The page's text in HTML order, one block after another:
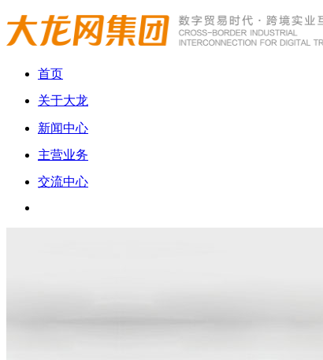
首页
关于大龙
新闻中心
主营业务
交流中心